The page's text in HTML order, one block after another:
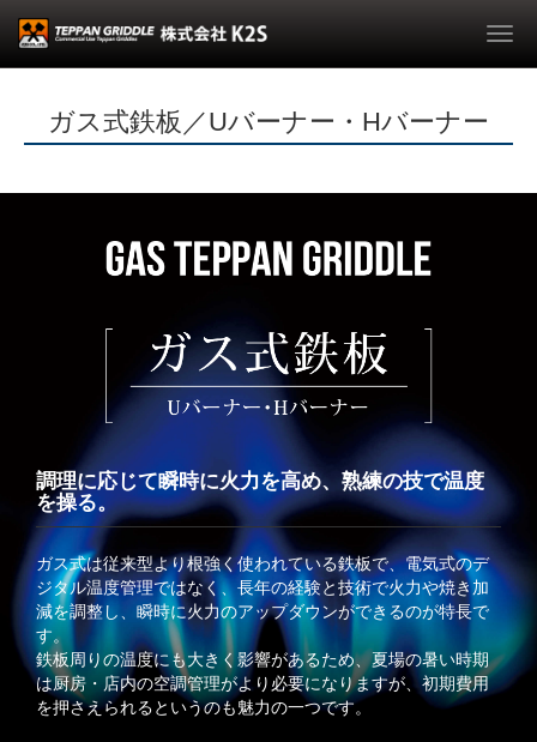
ガス式鉄板／Uバーナー・Hバーナー
調理に応じて瞬時に火力を高め、熟練の技で温度
を操る。
ガス式は従来型より根強く使われている鉄板で、電気式のデ
ジタル温度管理ではなく、長年の経験と技術で火力や焼き加
減を調整し、瞬時に火力のアップダウンができるのが特長で
す。
鉄板周りの温度にも大きく影響があるため、夏場の暑い時期
は厨房・店内の空調管理がより必要になりますが、初期費用
を押さえられるというのも魅力の一つです。